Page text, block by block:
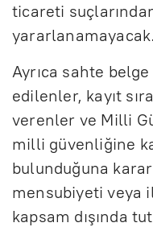
ticareti
yararlanamayacak.
Ayrıca sahte
edilenler, kayıt
verenler ve Milli
milli güvenliğine
bulunduğuna
mensubiyeti veya
kapsam dışında